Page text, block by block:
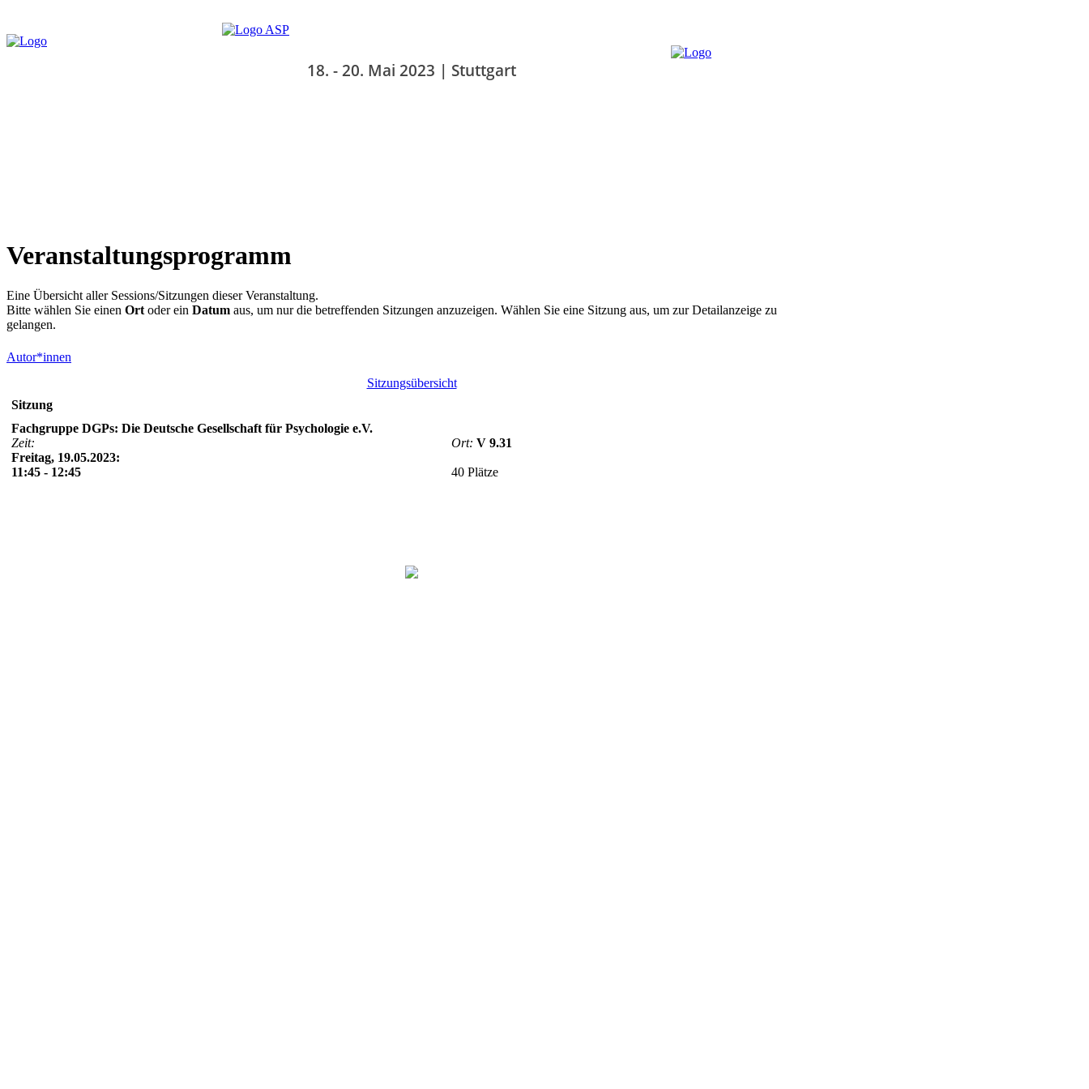
18. - 20. Mai 2023 | Stuttgart
Veranstaltungsprogramm
Eine Übersicht aller Sessions/Sitzungen dieser Veranstaltung.
Bitte wählen Sie einen Ort oder ein Datum aus, um nur die betreffenden Sitzungen anzuzeigen. Wählen Sie eine Sitzung aus, um zur Detailanzeige zu
gelangen.
Autor*innen
Sitzungsübersicht
Sitzung
Fachgruppe DGPs: Die Deutsche Gesellschaft für Psychologie e.V.
Zeit:
Freitag, 19.05.2023:
11:45 - 12:45
Ort: V 9.31
40 Plätze